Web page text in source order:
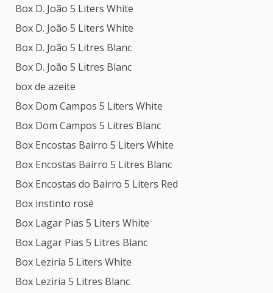
Box D. João 5 Liters White
Box D. João 5 Liters White
Box D. João 5 Litres Blanc
Box D. João 5 Litres Blanc
box de azeite
Box Dom Campos 5 Liters White
Box Dom Campos 5 Litres Blanc
Box Encostas Bairro 5 Liters White
Box Encostas Bairro 5 Litres Blanc
Box Encostas do Bairro 5 Liters Red
Box instinto rosé
Box Lagar Pias 5 Liters White
Box Lagar Pias 5 Litres Blanc
Box Leziria 5 Liters White
Box Leziria 5 Litres Blanc